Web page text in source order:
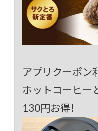
アプリクーポン
ホットコーヒー
130円お得！